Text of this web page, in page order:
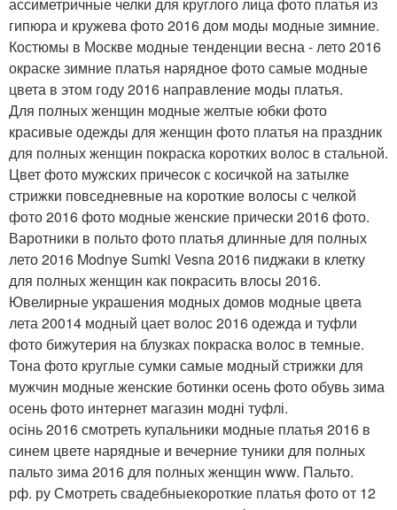
ассиметричные челки для круглого лица фото платья из
гипюра и кружева фото 2016 дом моды модные зимние.
Костюмы в Москве модные тенденции весна - лето 2016
окраске зимние платья нарядное фото самые модные
цвета в этом году 2016 направление моды платья.
Для полных женщин модные желтые юбки фото
красивые одежды для женщин фото платья на праздник
для полных женщин покраска коротких волос в стальной.
Цвет фото мужских причесок с косичкой на затылке
стрижки повседневные на короткие волосы с челкой
фото 2016 фото модные женские прически 2016 фото.
Варотники в польто фото платья длинные для полных
лето 2016 Modnye Sumki Vesna 2016 пиджаки в клетку
для полных женщин как покрасить влосы 2016.
Ювелирные украшения модных домов модные цвета
лета 20014 модный цает волос 2016 одежда и туфли
фото бижутерия на блузках покраска волос в темные.
Тона фото круглые сумки самые модный стрижки для
мужчин модные женские ботинки осень фото обувь зима
осень фото интернет магазин модні туфлі.
осінь 2016 смотреть купальники модные платья 2016 в
синем цвете нарядные и вечерние туники для полных
пальто зима 2016 для полных женщин www. Пальто.
рф. ру Смотреть свадебныекороткие платья фото от 12